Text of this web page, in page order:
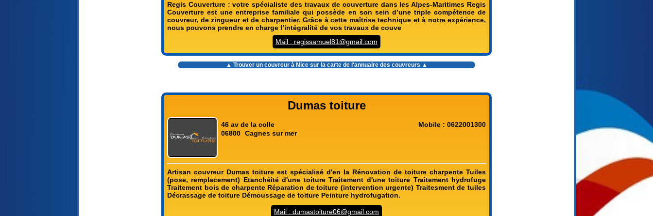
Regis Couverture : votre spécialiste des travaux de couverture dans les Alpes-Maritimes Regis
Couverture est une entreprise familiale qui possède en son sein d’une triple compétence de
couvreur, de zingueur et de charpentier. Grâce à cette maîtrise technique et à notre expérience,
nous pouvons prendre en charge l’intégralité de vos travaux de couve
Mail : regissamuel81@gmail.com
▲ Trouver un couvreur à Nicesur la carte de l'annuaire des couvreurs ▲
Dumas toiture
46 av de la colle
06800 Cagnes sur mer
Mobile : 0622001300
Artisan couvreur Dumas toiture est spécialisé d'en la Rénovation de toiture charpente Tuiles
(pose, remplacement) Etanchéité d'une toiture Traitement d'une toiture Traitement hydrofuge
Traitement bois de charpente Réparation de toiture (intervention urgente) Traitesment de tuiles
Décrassage de toiture Démoussage de toiture Peinture hydrofugation.
Mail : dumastoiture06@gmail.com